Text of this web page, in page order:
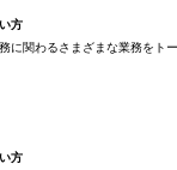
方
に関わるさまざまな業務をト
方